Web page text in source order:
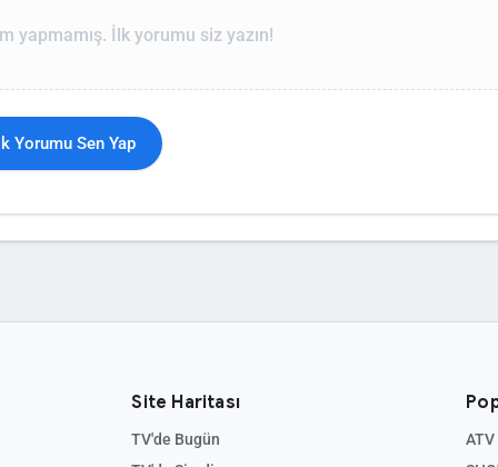
yapmamış. İlk yorumu siz yazın!
Yorumu Sen Yap
Site Haritası
TV'de Bugün
ATV